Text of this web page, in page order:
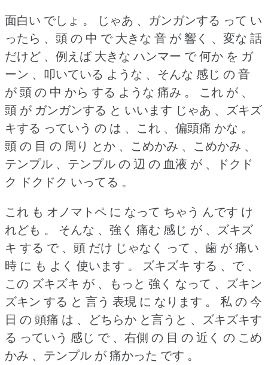
面白い でしょ 。
じゃあ 、ガンガンする って い
ったら 、頭 の 中 で 大きな 音 が 響く 、変な 話
だけど 、例えば 大きな ハンマー で 何か を ガ
ーン 、叩いている ような 、そんな 感じ の 音
が 頭 の 中 から する ような 痛み 。
これ が 、
頭 が ガンガンする と いいます じゃあ 、ズキズ
キする っていう の は 、これ 、偏頭痛 かな 。
頭 の 目 の 周り とか 、こめかみ 、こめかみ 、
テンプル 、テンプル の 辺 の 血液 が 、ドクド
ク ドクドク いってる 。
これ も オノマトペ に なって ちゃう んです け
れども 。
そんな 、強く 痛む 感じ が 、ズキズ
キ する で 、頭 だけ じゃなく って 、歯 が 痛い
時 に も よく 使います 。
ズキズキ する 、で 、
この ズキズキ が 、もっと 強く なって 、ズキン
ズキン する と 言う 表現 に なります 。
私 の 今
日 の 頭痛 は 、どちらか と言うと 、ズキズキす
る っていう 感じ で 、右側 の 目 の 近く の こめ
かみ 、テンプル が 痛かった です 。